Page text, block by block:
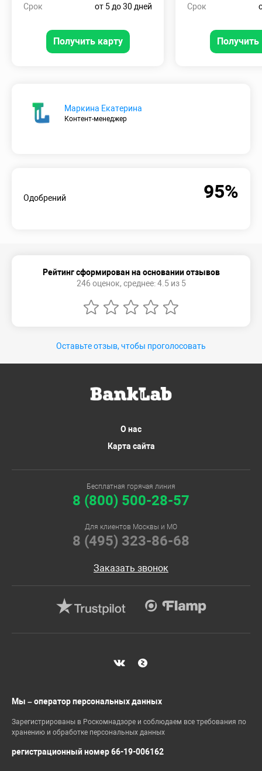
Срок от 5 до 30 дней
Получить карту
Срок
Получить
Маркина Екатерина
Контент-менеджер
Одобрений 95%
Рейтинг сформирован на основании отзывов
246 оценок, среднее: 4.5 из 5
Оставьте отзыв, чтобы проголосовать
О нас
Карта сайта
Бесплатная горячая линия
8 (800) 500-28-57
Для клиентов Москвы и МО
8 (495) 323-86-68
Заказать звонок
Мы – оператор персональных данных
Зарегистрированы в Роскомнадзоре и соблюдаем все требования по
хранению и обработке персональных данных
регистрационный номер 66-19-006162